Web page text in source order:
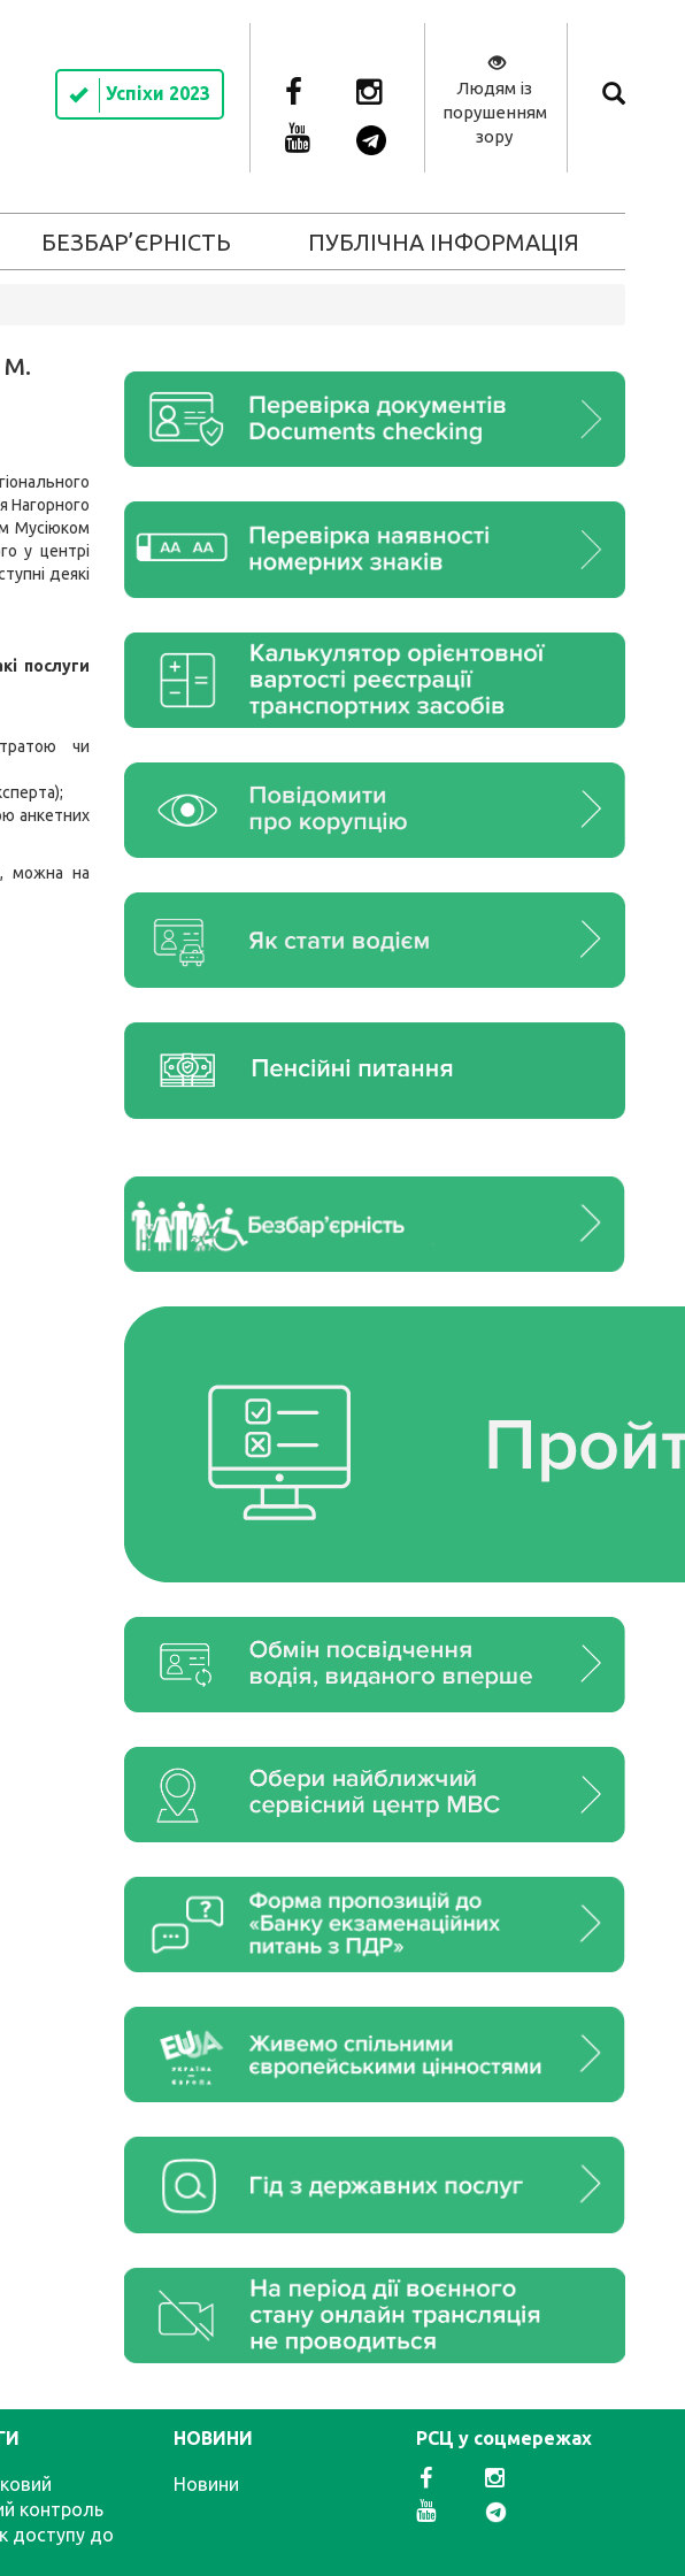
Успіхи 2023
Людям із
порушенням
зору
БЕЗБАР’ЄРНІСТЬ ПУБЛІЧНА ІНФОРМАЦІЯ
Нагорного
Мусіюком
у центрі
деякі
послуги
чи
анкетних
можна на
контроль
доступу до
НОВИНИ
Новини
РСЦ у соцмережах